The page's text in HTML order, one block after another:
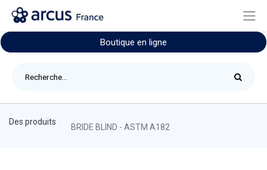
Boutique en ligne
Des produits
BRIDE BLIND - ASTM A182